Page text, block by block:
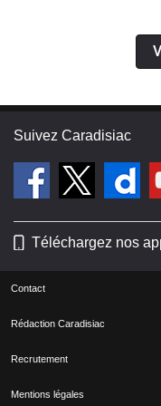
Suivez Caradisiac
Téléchargez nos
Contact
Rédaction Caradisiac
Recrutement
Mentions légales